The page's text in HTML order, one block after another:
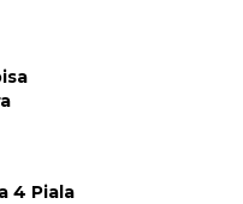
4 Piala